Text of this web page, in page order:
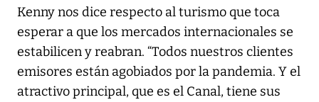
Kenny nos dice respecto al turismo que toca
esperar a que los mercados internacionales se
estabilicen y reabran. “Todos nuestros clientes
emisores están agobiados por la pandemia. Y el
atractivo principal, que es el Canal, tiene sus